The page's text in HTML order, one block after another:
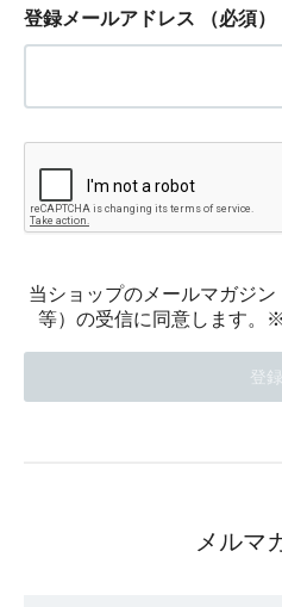
登録メールアドレス （必須）
当ショップのメールマガジ
等）の受信に同意します。
メルマ